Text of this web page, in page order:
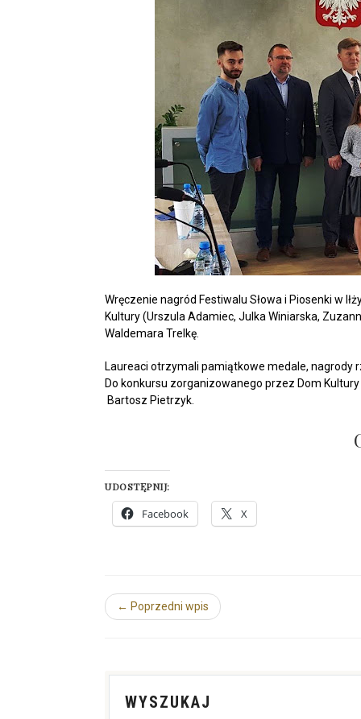
Wręczenie nagród Festiwalu Słowa i Piosenki w
Kultury (Urszula Adamiec, Julka Winiarska,
Waldemara Trelkę.
Laureaci otrzymali pamiątkowe medale, nagrody
Do konkursu zorganizowanego przez Dom
Bartosz Pietrzyk.
UDOSTĘPNIJ:
Facebook X
← Poprzedni wpis
WYSZUKAJ